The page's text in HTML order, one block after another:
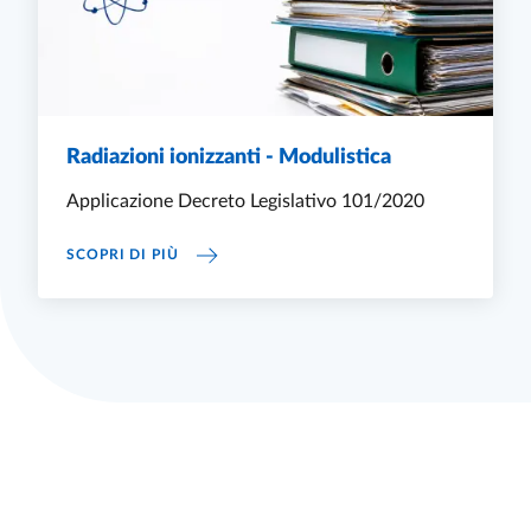
Radiazioni ionizzanti - Modulistica
Applicazione Decreto Legislativo 101/2020
SCOPRI DI PIÙ RADIAZIONI IONIZZANTI - MODULISTICA